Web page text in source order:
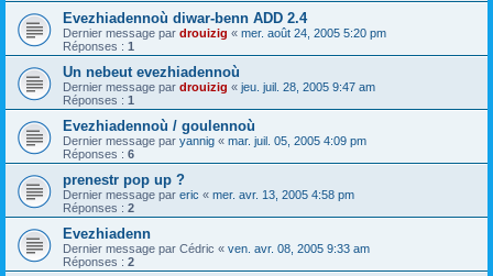
Evezhiadennoù diwar-benn ADD 2.4
Dernier message par drouizig « mer. août 24, 2005 5:20 pm
Réponses : 1
Un nebeut evezhiadennoù
Dernier message par drouizig « jeu. juil. 28, 2005 9:47 am
Réponses : 1
Evezhiadennoù / goulennoù
Dernier message par yannig « mar. juil. 05, 2005 4:09 pm
Réponses : 6
prenestr pop up ?
Dernier message par eric « mer. avr. 13, 2005 4:58 pm
Réponses : 2
Evezhiadenn
Dernier message par Cédric « ven. avr. 08, 2005 9:33 am
Réponses : 2